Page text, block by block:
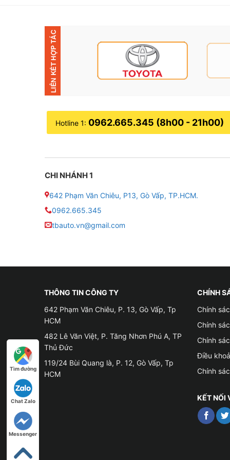
✤Bọc ghế da bằng loại giả da Simili
– Simili được làm từ tấm vải lót và được dệt
nhựa. Tấm Simili được tạo hình vân da và
– Chất liệu giả da Simili có giá thành rẻ nhưng
taxi, vận tải hay du lịch,…
Hotline 1: 0962.665.345 (8h00 - 21h00)
CHI NHÁNH 1
642 Phạm Văn Chiêu, P13, Gò Vấp, TP.HCM.
0962.665.345
tbauto.vn@gmail.com
THÔNG TIN CÔNG TY
642 Phạm Văn Chiêu, P. 13, Gò Vấp, Tp
HCM
482 Lê Văn Việt, P. Tăng Nhơn Phú A, TP
Thủ Đức
119/24 Bùi Quang là, P. 12, Gò Vấp, Tp
HCM
CHÍNH
Chính
Chính
Chính
Điều
Chính
KẾT NỐI
Tìm đường
Chat Zalo
Messenger